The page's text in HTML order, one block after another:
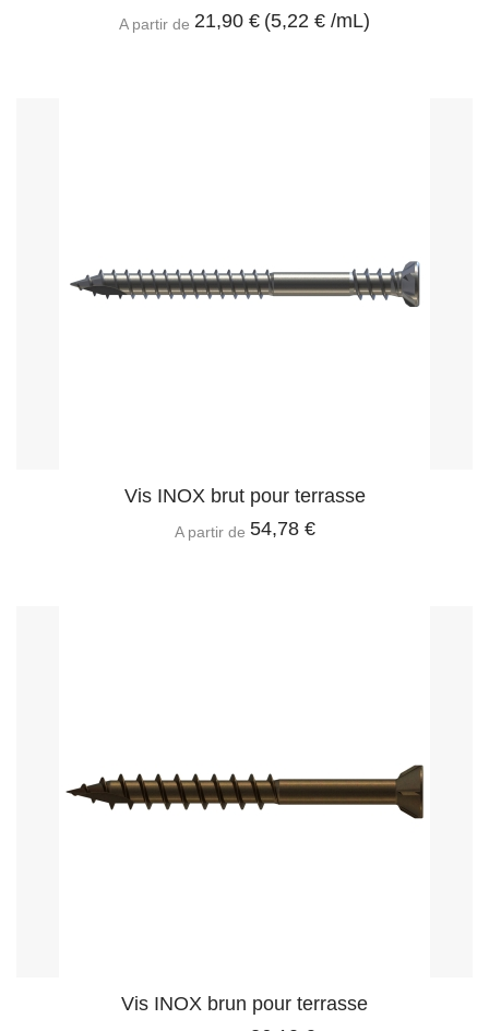
A partir de 21,90 € (5,22 € /mL)
Vis INOX brut pour terrasse
A partir de 54,78 €
Vis INOX brun pour terrasse